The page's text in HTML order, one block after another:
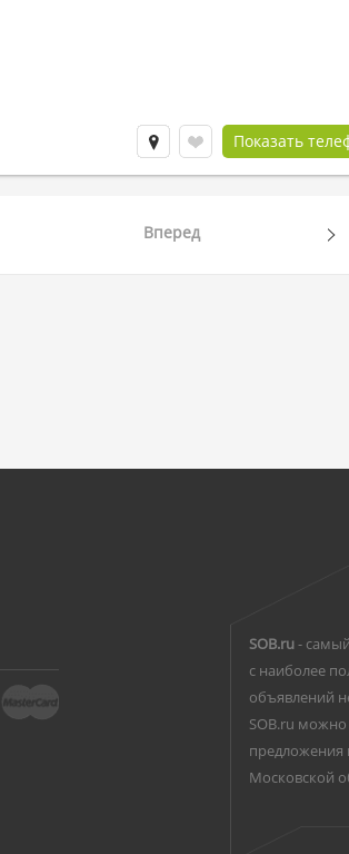
Показать
Вперед
SOB.ru-
с наиболее
объявлений
SOB.ru можно
Московской